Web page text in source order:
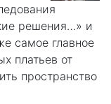
решения…» и
самое главное
платьев от
пространство